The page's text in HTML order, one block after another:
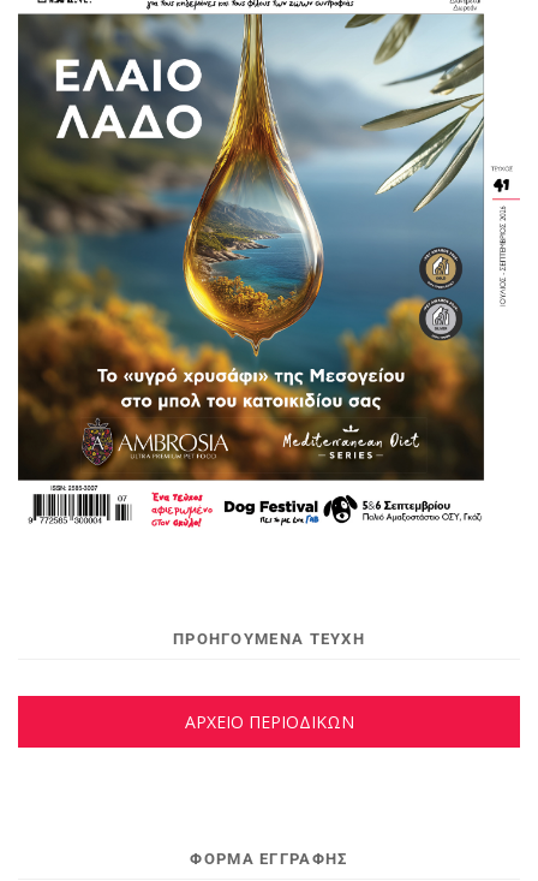
ΠΡΟΗΓΟΥΜΕΝΑ ΤΕΥΧΗ
ΑΡΧΕΙΟ ΠΕΡΙΟΔΙΚΩΝ
ΦΌΡΜΑ ΕΓΓΡΑΦΉΣ